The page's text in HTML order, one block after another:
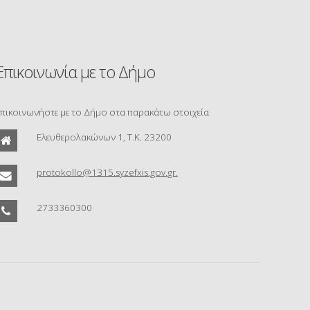
με το Δήμο
με το Δήμο στα παρακάτω στοιχεία
Ελευθερολακώνων 1, Τ.Κ. 23200
protokollo@1315.syzefxis.gov.gr.
2733360300